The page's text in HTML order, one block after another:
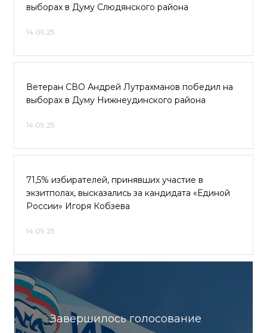
выборах в Думу Слюдянского района
14.09.25
Ветеран СВО Андрей Лутрахманов победил на
выборах в Думу Нижнеудинского района
14.09.25
71,5% избирателей, принявших участие в
экзитполах, высказались за кандидата «Единой
России» Игоря Кобзева
14.09.25
Завершилось голосование